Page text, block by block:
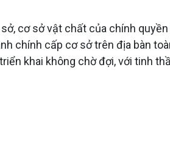
cơ sở vật chất của chính
chính cấp cơ sở trên địa bàn
khai không chờ đợi, với tinh